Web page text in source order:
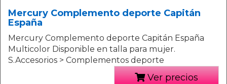
Mercury Complemento deporte Capitán
España
Mercury Complemento deporte Capitán España
Multicolor Disponible en talla para mujer.
S.Accesorios > Complementos deporte
Ver precios